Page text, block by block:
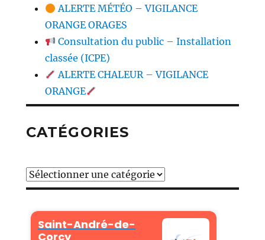
ALERTE MÉTÉO – VIGILANCE
ORANGE ORAGES
Consultation du public – Installation
classée (ICPE)
ALERTE CHALEUR – VIGILANCE
ORANGE
CATÉGORIES
Catégories